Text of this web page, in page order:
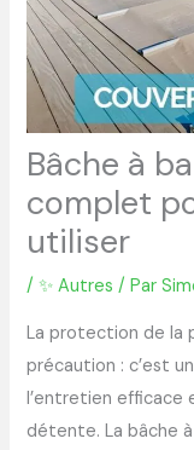
Bâche à
complet
utiliser
/✨ Autres / Par
La protection de la
précaution : c’est
l’entretien efficace
détente. La bâche